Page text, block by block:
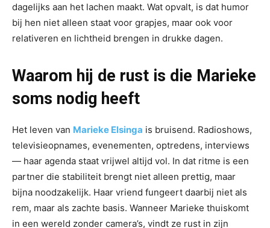
dagelijks aan het lachen maakt. Wat opvalt, is dat humor
bij hen niet alleen staat voor grapjes, maar ook voor
relativeren en lichtheid brengen in drukke dagen.
Waarom hij de rust is die Marieke
soms nodig heeft
Het leven van Marieke Elsinga is bruisend. Radioshows,
televisieopnames, evenementen, optredens, interviews
— haar agenda staat vrijwel altijd vol. In dat ritme is een
partner die stabiliteit brengt niet alleen prettig, maar
bijna noodzakelijk. Haar vriend fungeert daarbij niet als
rem, maar als zachte basis. Wanneer Marieke thuiskomt
in een wereld zonder camera’s, vindt ze rust in zijn